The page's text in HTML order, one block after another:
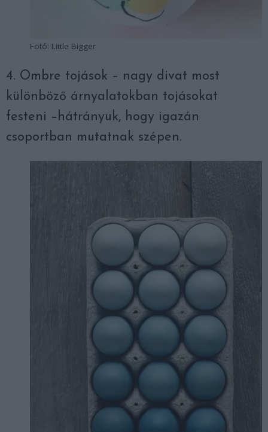
Fotó: Little Bigger
4. Ombre tojások – nagy divat most
különböző árnyalatokban tojásokat
festeni –hátrányuk, hogy igazán
csoportban mutatnak szépen.